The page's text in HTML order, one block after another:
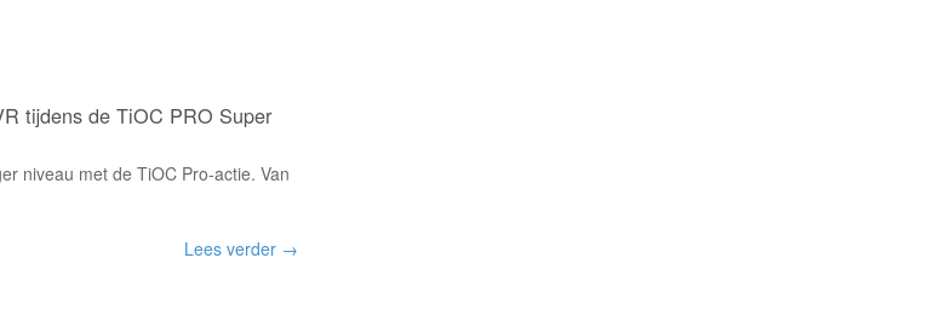
tijdens de TiOC PRO Super
niveau met de TiOC Pro-actie. Van
Lees verder →